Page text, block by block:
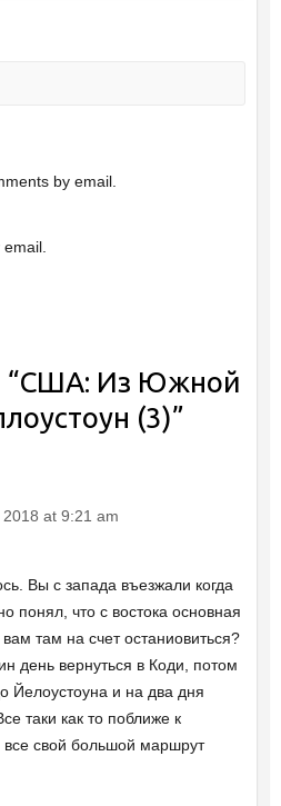
by email.
США: Из Южной
(3)”
at 9:21 am
Вы с запада въезжали когда
понял, что с востока основная
там на счет останиовиться?
день вернуться в Коди, потом
Йелоустоуна и на два дня
таки как то поближе к
свой большой маршрут